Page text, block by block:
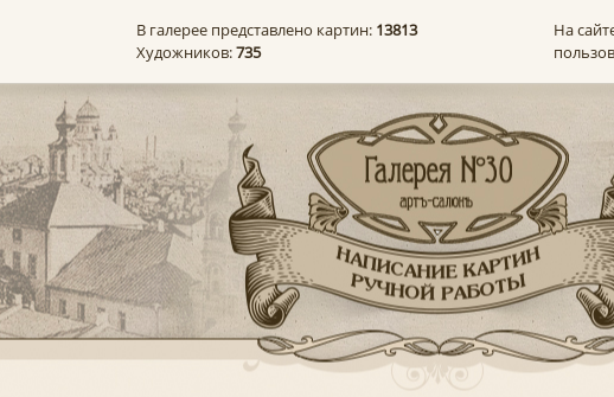
В галерее представлено картин: 13813
Художников:735
На